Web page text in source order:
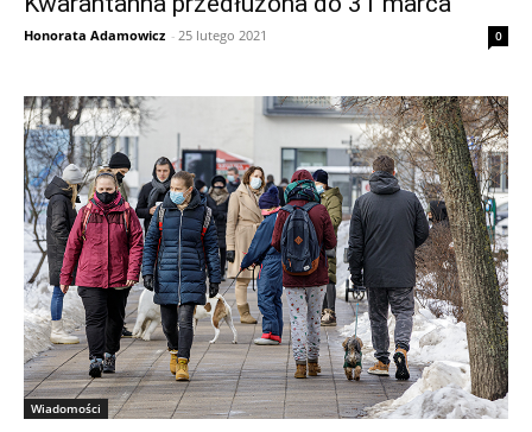
Honorata Adamowicz - 25 lutego 2021 0
Wiadomości